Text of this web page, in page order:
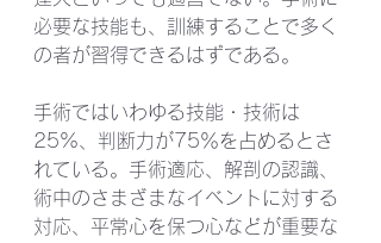
必要な技能も、訓練することで多く
の者が習得できるはずである。
手術ではいわゆる技能・技術は
25%、判断力が75％を占めるとさ
れている。手術適応、解剖の認識、
術中のさまざまなイベントに対する
対応、平常心を保つ心などが重要な